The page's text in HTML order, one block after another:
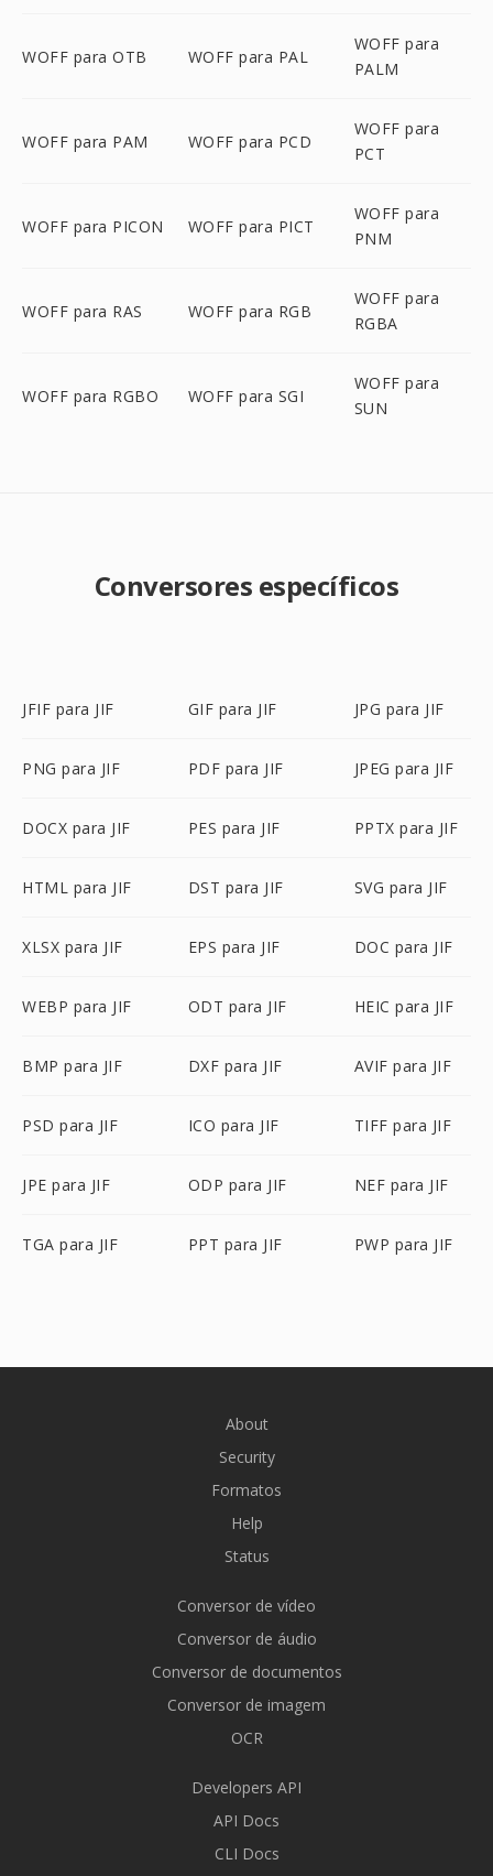
WOFF para OTB WOFF para PAL
WOFF para
PALM
WOFF para PAM WOFF para PCD
WOFF para
PCT
WOFF para PICON WOFF para PICT
WOFF para
PNM
WOFF para RAS WOFF para RGB
WOFF para
RGBA
WOFF para RGBO WOFF para SGI
WOFF para
SUN
Conversores específicos
JFIF para JIF GIF para JIF JPG para JIF
PNG para JIF PDF para JIF JPEG para JIF
DOCX para JIF PES para JIF PPTX para JIF
HTML para JIF DST para JIF SVG para JIF
XLSX para JIF EPS para JIF DOC para JIF
WEBP para JIF ODT para JIF HEIC para JIF
BMP para JIF DXF para JIF AVIF para JIF
PSD para JIF ICO para JIF TIFF para JIF
JPE para JIF ODP para JIF NEF para JIF
TGA para JIF PPT para JIF PWP para JIF
About
Security
Formatos
Help
Status
Conversor de vídeo
Conversor de áudio
Conversor de documentos
Conversor de imagem
OCR
Developers API
API Docs
CLI Docs